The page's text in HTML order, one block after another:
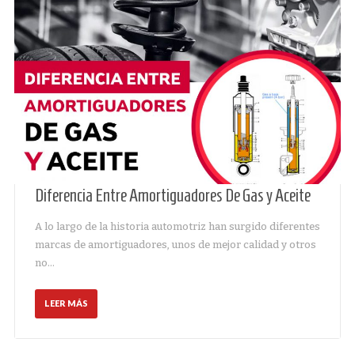
Diferencia Entre Amortiguadores De Gas y Aceite
A lo largo de la historia automotriz han surgido diferentes
marcas de amortiguadores, unos de mejor calidad y otros
no…
LEER MÁS